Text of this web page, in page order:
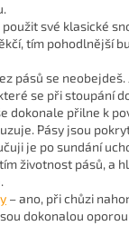
použit své klasické
tím pohodlnější
pásů se neobejdeš.
se při stoupání
dokonale přilne k
Pásy jsou
je po sundání
životnost pásů, a
– ano, při chůzi
dokonalou